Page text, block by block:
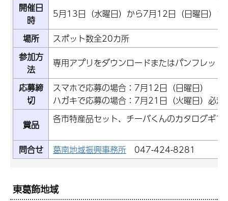
開催日
時
5月13日（水曜日）から7月12日（日曜日）ま
場所
スポット数全20カ所
参加方
法
専用アプリをダウンロードまたはパンフレッ
応募締
切
スマホで応募の場合：7月12日（日曜日）
ハガキで応募の場合：7月21日（火曜日）必着
賞品
各市特産品セット、チーバくんのカタログ
問合せ 葛南地域振興事務所 047-424-8281
東葛飾地域